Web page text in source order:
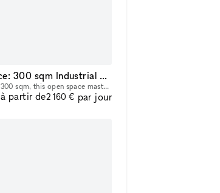
Raw Elegance: 300 sqm Industrial Open Space for Creative Projects, Showrooms and more.
With an area of 300 sqm, this open space masterfully combines raw concrete walls with elegant wooden furnishings, creating a sophisticated industrial atmosphere. Located in a prime position, it is th
à partir de2 160 € par jour